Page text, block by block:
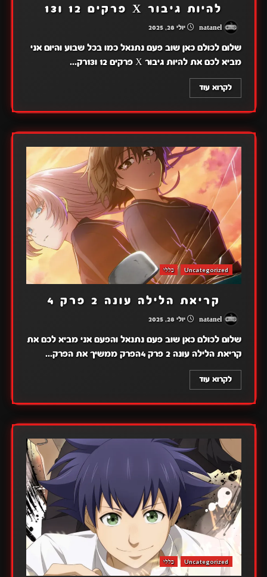
להיות גיבור X פרקים 12 ו13
יולי 28, 2025
שלום לכולם כאן שוב פעם נתנאל כמו בכל שבוע והיום אני
מביא לכם את להיות גיבור X פרקים 12 ו13רק...
לקרוא עוד
Uncategorized כללי
קריאת הלילה עונה 2 פרק 4
יולי 28, 2025
שלום לכולם כאן שוב פעם נתנאל והפעם אני מביא לכם את
קריאת הלילה עונה 2 פרק 4הפרק ממשיך את הפרק...
לקרוא עוד
Uncategorized כללי